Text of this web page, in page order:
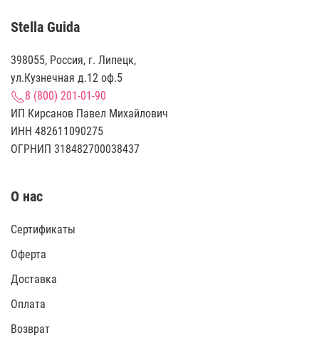
Stella Guida
398055, Россия, г. Липецк,
ул.Кузнечная д.12 оф.5
8 (800) 201-01-90
ИП Кирсанов Павел Михайлович
ИНН 482611090275
ОГРНИП 318482700038437
О нас
Сертификаты
Оферта
Доставка
Оплата
Возврат